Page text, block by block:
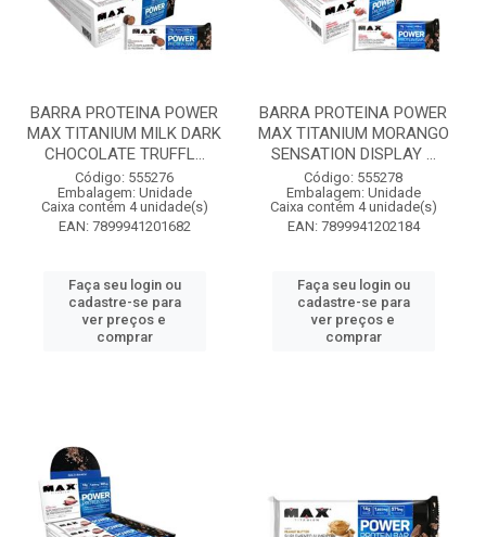
BARRA PROTEINA POWER
MAX TITANIUM MILK DARK
CHOCOLATE TRUFFL...
Código: 555276
Embalagem: Unidade
Caixa contém 4 unidade(s)
EAN: 7899941201682
Faça seu login ou
cadastre-se para
ver preços e
comprar
BARRA PROTEINA POWER
MAX TITANIUM MORANGO
SENSATION DISPLAY ...
Código: 555278
Embalagem: Unidade
Caixa contém 4 unidade(s)
EAN: 7899941202184
Faça seu login ou
cadastre-se para
ver preços e
comprar